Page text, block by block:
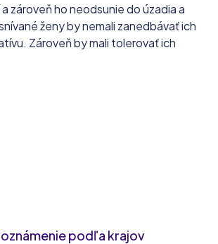
zároveň ho neodsunie do úzadia a
ženy by nemali zanedbávať ich
Zároveň by mali tolerovať ich
podľa krajov